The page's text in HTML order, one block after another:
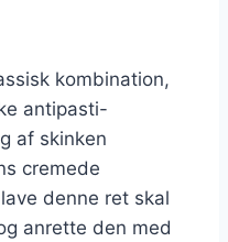
kombination,
antipasti-
af skinken
cremede
denne ret skal
anrette den med